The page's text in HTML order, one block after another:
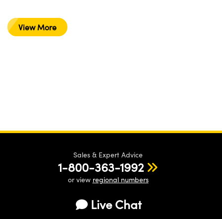
View More
Sales & Expert Advice
1-800-363-1992
or view regional numbers
Live Chat